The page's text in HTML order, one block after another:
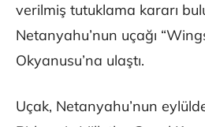
verilmiş tutuklama kararı
Netanyahu’nun uçağı
Okyanusu’na ulaştı.
Uçak, Netanyahu’nun